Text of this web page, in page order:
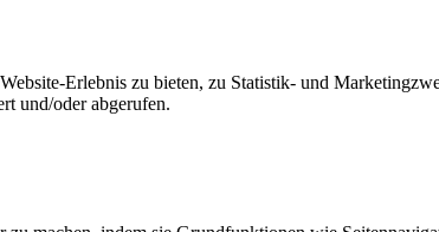
Erlebnis zu bieten, zu Statistik- und
und/oder abgerufen.